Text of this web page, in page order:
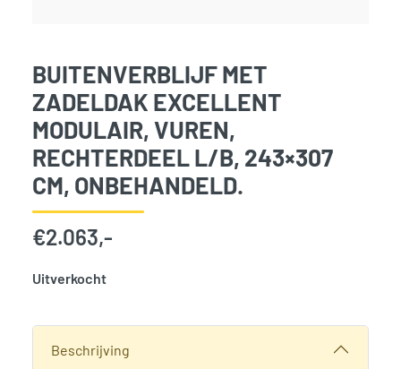
BUITENVERBLIJF MET
ZADELDAK EXCELLENT
MODULAIR, VUREN,
RECHTERDEEL L/B, 243×307
CM, ONBEHANDELD.
€2.063,-
Uitverkocht
Beschrijving